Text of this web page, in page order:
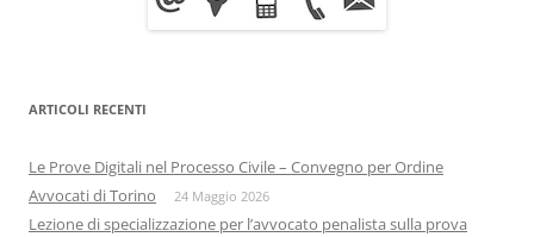
ARTICOLI RECENTI
Le Prove Digitali nel Processo Civile – Convegno per Ordine
Avvocati di Torino
24 Maggio 2026
Lezione di specializzazione per l’avvocato penalista sulla prova